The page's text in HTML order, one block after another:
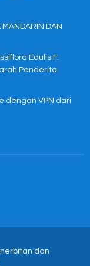
DAN
Edulis F.
Penderita
dengan VPN dari
dan